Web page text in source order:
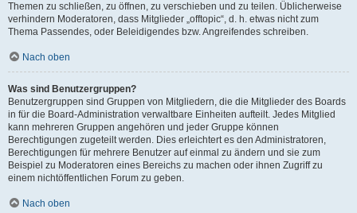
Themen zu schließen, zu öffnen, zu verschieben und zu teilen. Üblicherweise
verhindern Moderatoren, dass Mitglieder „offtopic“, d. h. etwas nicht zum
Thema Passendes, oder Beleidigendes bzw. Angreifendes schreiben.
Nach oben
Was sind Benutzergruppen?
Benutzergruppen sind Gruppen von Mitgliedern, die die Mitglieder des Boards
in für die Board-Administration verwaltbare Einheiten aufteilt. Jedes Mitglied
kann mehreren Gruppen angehören und jeder Gruppe können
Berechtigungen zugeteilt werden. Dies erleichtert es den Administratoren,
Berechtigungen für mehrere Benutzer auf einmal zu ändern und sie zum
Beispiel zu Moderatoren eines Bereichs zu machen oder ihnen Zugriff zu
einem nichtöffentlichen Forum zu geben.
Nach oben